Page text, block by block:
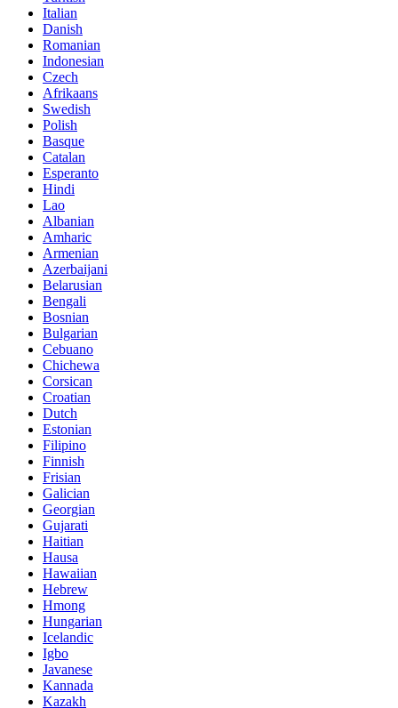
Italian
Danish
Romanian
Indonesian
Czech
Afrikaans
Swedish
Polish
Basque
Catalan
Esperanto
Hindi
Lao
Albanian
Amharic
Armenian
Azerbaijani
Belarusian
Bengali
Bosnian
Bulgarian
Cebuano
Chichewa
Corsican
Croatian
Dutch
Estonian
Filipino
Finnish
Frisian
Galician
Georgian
Gujarati
Haitian
Hausa
Hawaiian
Hebrew
Hmong
Hungarian
Icelandic
Igbo
Javanese
Kannada
Kazakh